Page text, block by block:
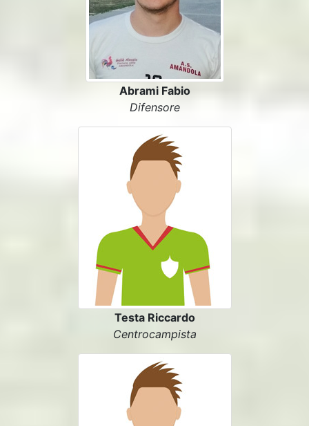
Abrami Fabio
Difensore
Testa Riccardo
Centrocampista